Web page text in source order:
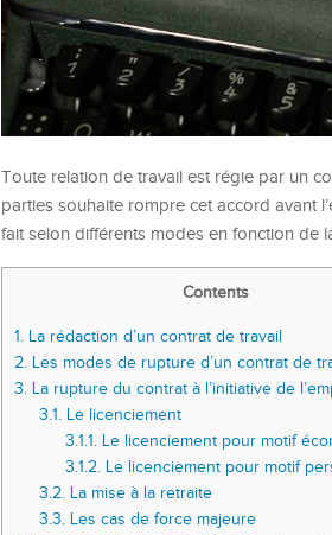
Toute relation de travail est régie par un
parties souhaite rompre cet accord avant
fait selon différents modes en fonction de
Contents
1. La rédaction d’un contrat de travail
2. Les modes de rupture d’un contrat de
3. La rupture du contrat à l’initiative de
3.1. Le licenciement
3.1.1.Le licenciement pour motif
3.1.2.Le licenciement pour motif
3.2. La mise à la retraite
3.3. Les cas de force majeure